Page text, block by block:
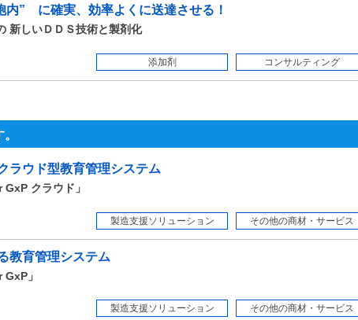
” に確実、効率よくに送達させる！
新しいＤＤＳ技術と製剤化
添加剤
コンサルティング
ラウド型教育管理システム
クラウド」
製造支援ソリューション
その他の商材・サービス
教育管理システム
」
製造支援ソリューション
その他の商材・サービス